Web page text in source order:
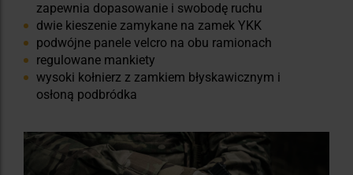
zapewnia dopasowanie i swobodę ruchu
dwie kieszenie zamykane na zamek YKK
podwójne panele velcro na obu ramionach
regulowane mankiety
wysoki kołnierz z zamkiem błyskawicznym i
osłoną podbródka